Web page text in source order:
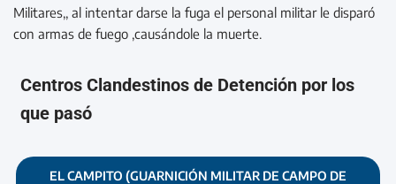
Militares,, al intentar darse la fuga el personal militar le disparó
con armas de fuego ,causándole la muerte.
Centros Clandestinos de Detención por los
que pasó
EL CAMPITO (GUARNICIÓN MILITAR DE CAMPO DE